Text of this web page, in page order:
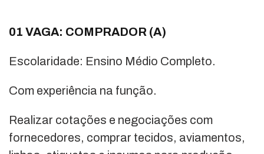
01 VAGA: COMPRADOR (A)
Escolaridade: Ensino Médio Completo.
Com experiência na função.
Realizar cotações e negociações com
fornecedores, comprar tecidos, aviamentos,